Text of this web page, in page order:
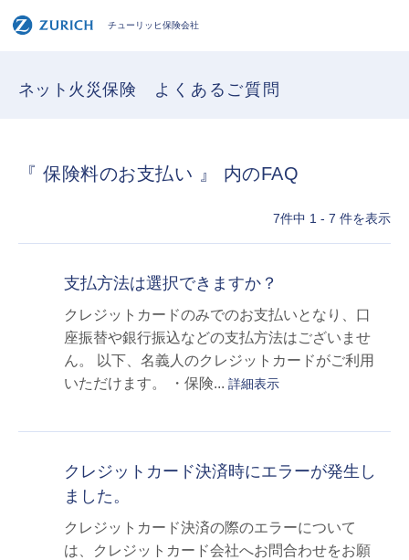
チューリッヒ保険会社
ネット火災保険 よくあるご質問
『 保険料のお支払い 』 内のFAQ
7件中 1 - 7 件を表示
支払方法は選択できますか？
クレジットカードのみでのお支払いとなり、口
座振替や銀行振込などの支払方法はございませ
ん。 以下、名義人のクレジットカードがご利用
いただけます。 ・保険... 詳細表示
クレジットカード決済時にエラーが発生し
ました。
クレジットカード決済の際のエラーについて
は、クレジットカード会社へお問合わせをお願